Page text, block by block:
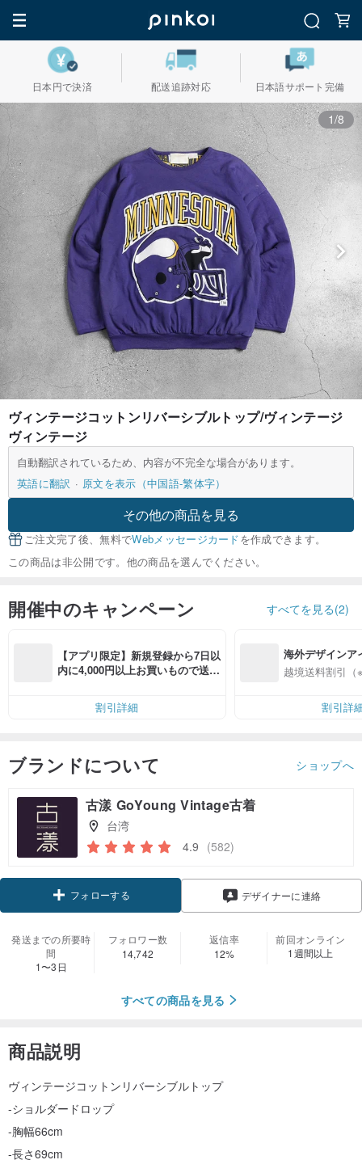
日本円で決済 配送追跡対応 日本語サポート完備
1/8
ヴィンテージコットンリバーシブルトップ/ヴィンテージ
ヴィンテージ
自動翻訳されているため、内容が不完全な場合があります。
英語に翻訳
原文を表示（中国語-繁体字）
その他の商品を見る
ご注文完了後、無料でWebメッセージカードを作成できます。
この商品は非公開です。他の商品を選んでください。
開催中のキャンペーン すべてを見る(2)
【アプリ限定】新規登録から7日以
内に4,000円以上お買いもので送料
割引詳細
海外デザインア
入
越境送料割引（
割引詳
ブランドについて ショップへ
古漾 GoYoung Vintage古着
台湾
4.9 (582)
フォローする デザイナーに連絡
発送までの所要時
間
1〜3日
フォロワー数
14,742
返信率
12%
前回オンライン
1週間以上
すべての商品を見る
商品説明
ヴィンテージコットンリバーシブルトップ
-ショルダードロップ
-胸幅66cm
-長さ69cm